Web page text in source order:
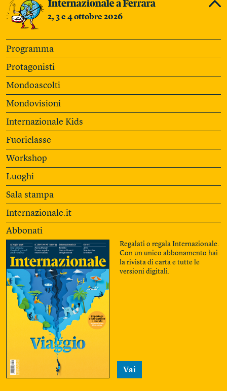
2, 3 e 4 ottobre 2026
Programma
Protagonisti
Mondoascolti
Mondovisioni
Internazionale Kids
Fuoriclasse
Workshop
Luoghi
Sala stampa
Internazionale.it
Abbonati
Regalati o regala Internazionale.
Con un unico abbonamento hai
la rivista di carta e tutte le
versioni digitali.
Vai